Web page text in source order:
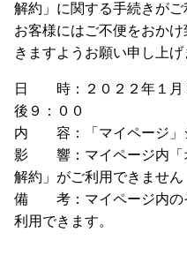
解約」に関する手続きがご
お客様にはご不便をおか
きますようお願い申し上げ
日 時：２０２２年１月
後９：００
内 容：「マイページ」
影 響：マイページ内「
解約」がご利用できません
備 考：マイページ内の
利用できます。